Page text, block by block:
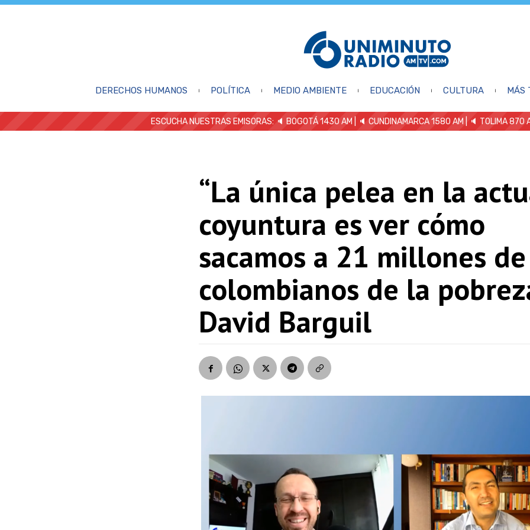
DERECHOS HUMANOS POLÍTICA MEDIO AMBIENTE EDUCACIÓN CULTURA MÁS
ESCUCHA NUESTRAS EMISORAS: 🔈 BOGOTÁ 1430 AM | 🔈 CUNDINAMARCA 1580 AM | 🔈 TOLIMA 870
“La única pelea en la
coyuntura es ver cómo
sacamos a 21 millones de
colombianos de la
David Barguil